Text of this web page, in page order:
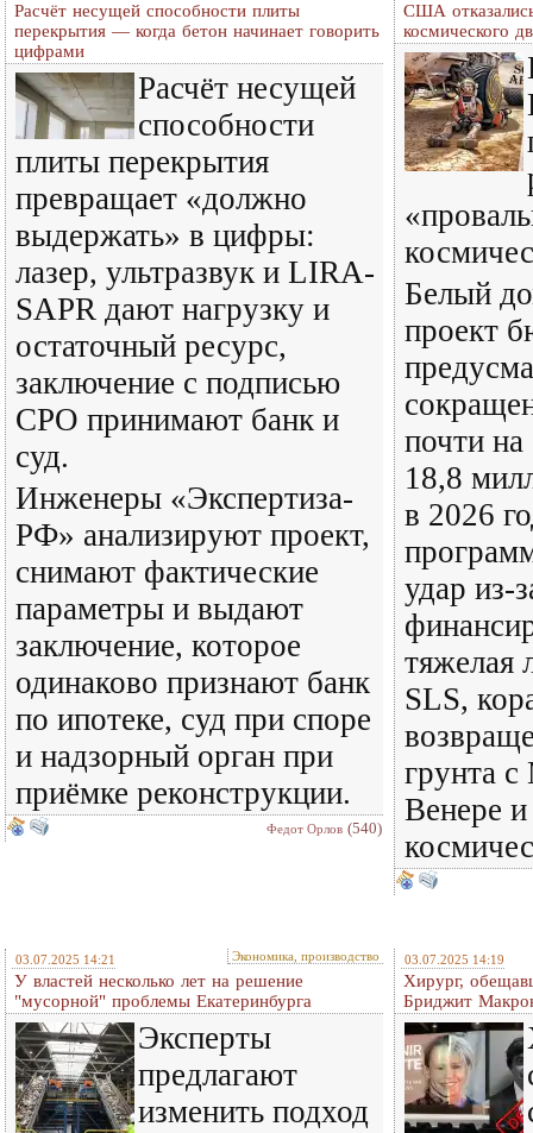
Расчёт несущей способности плиты
перекрытия — когда бетон начинает говорить
цифрами
Расчёт несущей
способности
плиты перекрытия
превращает «должно
выдержать» в цифры:
лазер, ультразвук и LIRA-
SAPR дают нагрузку и
остаточный ресурс,
заключение с подписью
СРО принимают банк и
суд.
Инженеры «Экспертиза-
РФ» анализируют проект,
снимают фактические
параметры и выдают
заключение, которое
одинаково признают банк
по ипотеке, суд при споре
и надзорный орган при
приёмке реконструкции.
Федот Орлов (540)
США
космического
Белый
проект
почти
18,8
в 2026
удар из-
тяжелая
SLS,
грунта
Венере
03.07.2025 14:21 Экономика, производство
У властей несколько лет на решение
"мусорной" проблемы Екатеринбурга
Эксперты
предлагают
изменить подход
03.07.2025 14:19
Хирург,
Бриджит